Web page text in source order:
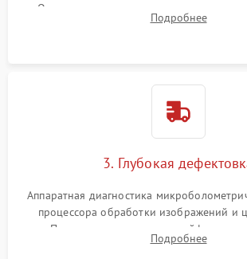
Очистка внутренних плат от окислов и
обработка германиевого объектива
Подробнее
3. Глубокая
Аппаратная диагностика
процессора обработки изображений и
Проверка целостности шлейфов,
интерфейсов связи. Выявление сгоревших
Подробнее